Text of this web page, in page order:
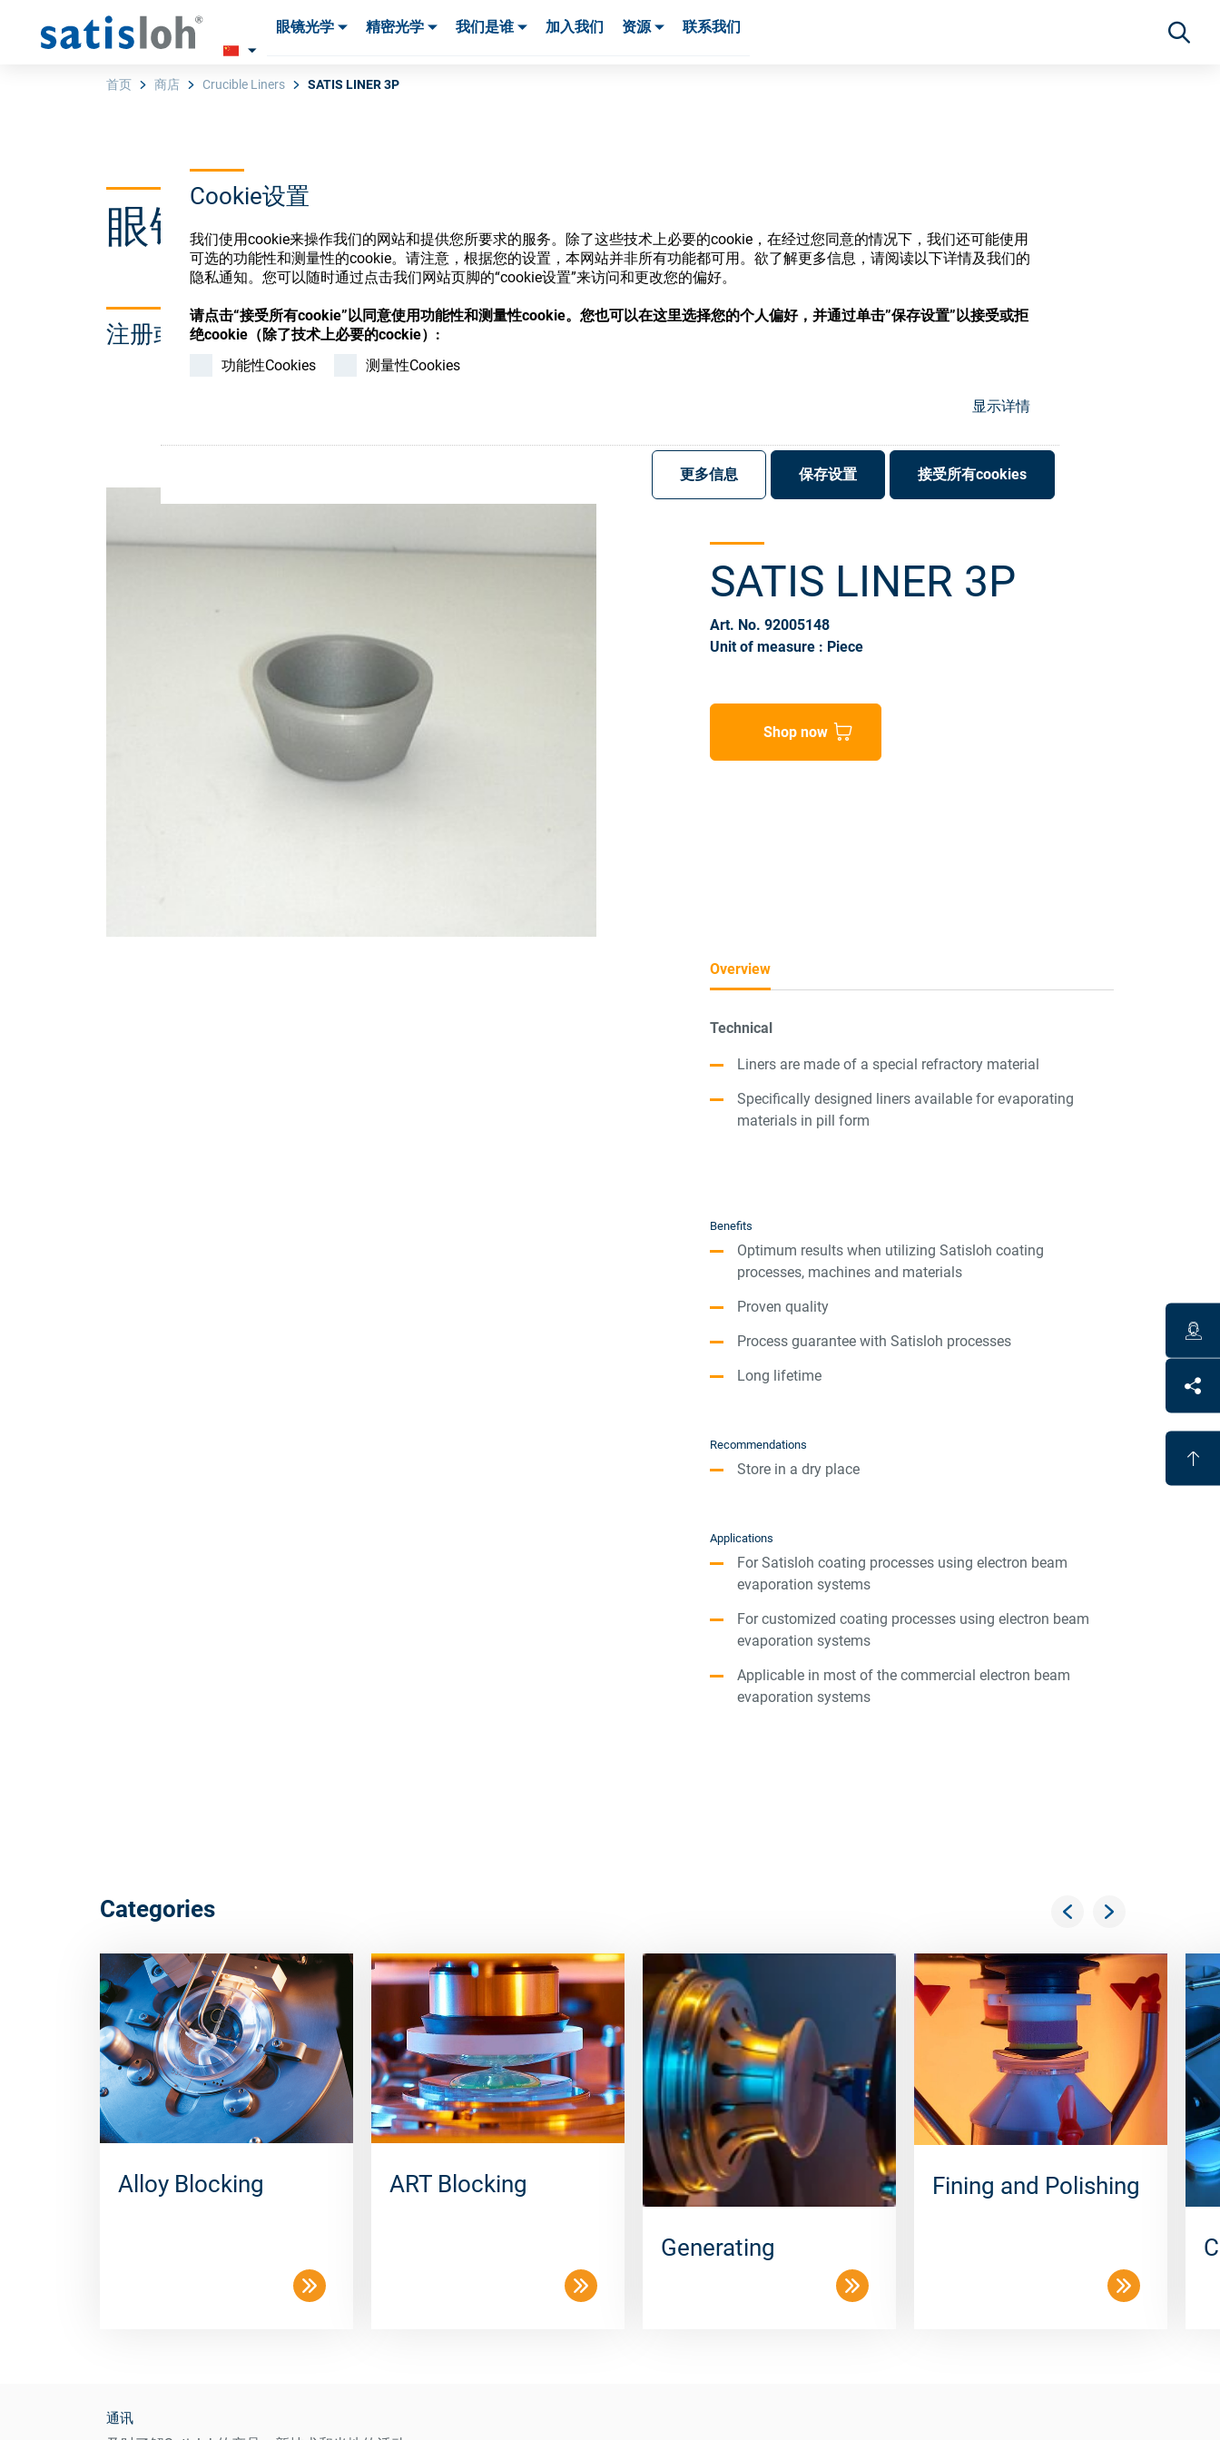
Cookie设置
我们使用cookie来操作我们的网站和提供您所要求的服务。除了这些技术上必要的cookie，在经过您同意的情况下，我们还可能使用
可选的功能性和测量性的cookie。请注意，根据您的设置，本网站并非所有功能都可用。欲了解更多信息，请阅读以下详情及我们的
隐私通知。您可以随时通过点击我们网站页脚的“cookie设置”来访问和更改您的偏好。
请点击“接受所有cookie”以同意使用功能性和测量性cookie。您也可以在这里选择您的个人偏好，并通过单击”保存设置”以接受或拒
绝cookie（除了技术上必要的cockie）:
功能性Cookies
测量性Cookies
显示详情
更多信息 保存设置 接受所有cookies
眼镜光学 精密光学 我们是谁 加入我们 资源 联系我们
首页 商店 Crucible Liners SATIS LINER 3P
眼镜光学耗材商店
注册或登录以访问您的帐户，并了解我们的各种眼镜光学耗材
SATIS LINER 3P
Art. No. 92005148
Unit of measure : Piece
Shop now
Overview
Technical
Liners are made of a special refractory material
Specifically designed liners available for evaporating
materials in pill form
Benefits
Optimum results when utilizing Satisloh coating
processes, machines and materials
Proven quality
Process guarantee with Satisloh processes
Long lifetime
Recommendations
Store in a dry place
Applications
For Satisloh coating processes using electron beam
evaporation systems
For customized coating processes using electron beam
evaporation systems
Applicable in most of the commercial electron beam
evaporation systems
Categories
Alloy Blocking ART Blocking
Generating
Fining and Polishing
通讯